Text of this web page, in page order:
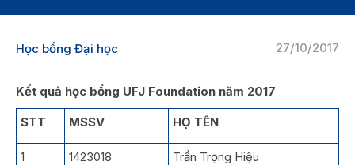
27/10/2017
Học bổng Đại học
Kết quả học bổng UFJ Foundation năm 2017
STT MSSV HỌ TÊN
1 1423018 Trần Trọng Hiệu